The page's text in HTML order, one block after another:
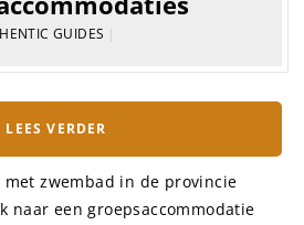
GUIDES |
LEES VERDER
met zwembad in de provincie
naar een groepsaccommodatie